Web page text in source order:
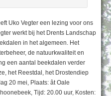
Uko Vegter een lezing voor ons
werkt bij het Drents Landschap
in het algemeen. Het
de natuurkwaliteit en
een aantal beekdalen verder
het Reestdal, het Drostendiep
20 mei, Plaats: ât Oale
Tijd: 20.00 uur, Kosten: